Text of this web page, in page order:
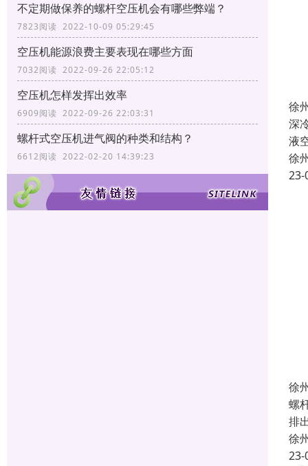
不定期做保养的螺杆空压机会有哪些弊端？
7823阅读 2022-10-09 05:29:45
空压机能源浪费主要表现在哪些方面
7032阅读 2022-09-26 22:05:12
空压机怎样发挥出效率
6909阅读 2022-09-26 22:03:31
螺杆式空压机进气阀的种类和结构？
6612阅读 2022-02-20 14:39:23
徐
深
液
徐
23-
徐
螺
排
徐
23-